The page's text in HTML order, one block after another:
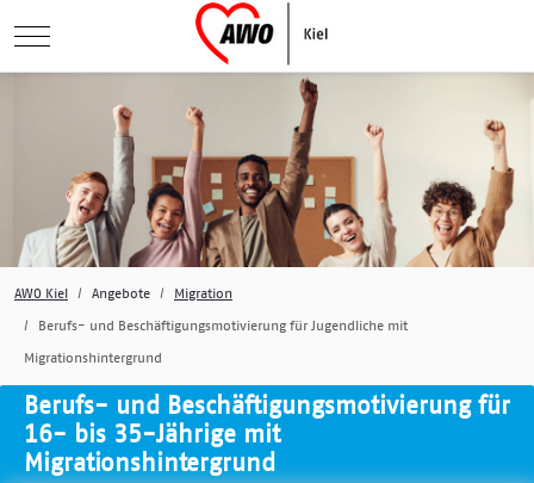
Mobile Menu Toggle
AWO Kiel Angebote Migration
Berufs- und Beschäftigungsmotivierung für Jugendliche mit
Migrationshintergrund
Berufs- und Beschäftigungsmotivierung für
16- bis 35-Jährige mit
Migrationshintergrund